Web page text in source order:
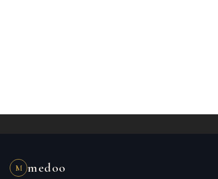
M medoo